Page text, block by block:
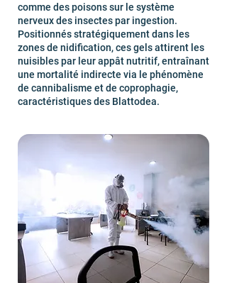
comme des poisons sur le système
nerveux des insectes par ingestion.
Positionnés stratégiquement dans les
zones de nidification, ces gels attirent les
nuisibles par leur appât nutritif, entraînant
une mortalité indirecte via le phénomène
de cannibalisme et de coprophagie,
caractéristiques des Blattodea.